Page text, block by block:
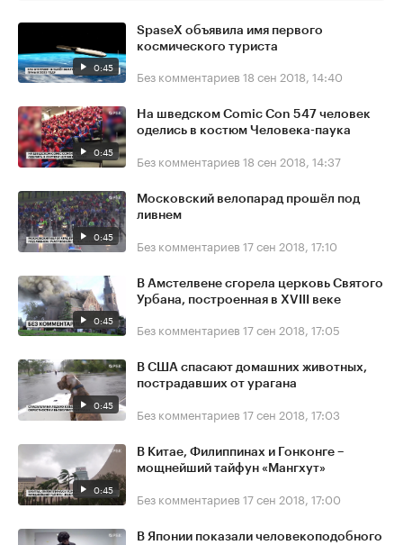
0:45
SpaseX объявила имя первого
космического туриста
Без комментариев 18 сен 2018, 14:40
0:45
На шведском Comic Con 547 человек
оделись в костюм Человека-паука
Без комментариев 18 сен 2018, 14:37
0:45
Московский велопарад прошёл под
ливнем
Без комментариев 17 сен 2018, 17:10
0:45
В Амстелвене сгорела церковь Святого
Урбана, построенная в XVIII веке
Без комментариев 17 сен 2018, 17:05
0:45
В США спасают домашних животных,
пострадавших от урагана
Без комментариев 17 сен 2018, 17:03
0:45
В Китае, Филиппинах и Гонконге –
мощнейший тайфун «Мангхут»
Без комментариев 17 сен 2018, 17:00
В Японии показали человекоподобного